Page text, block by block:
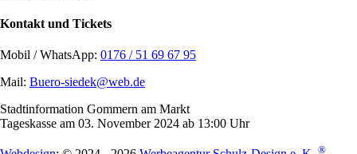
Kontakt und Tickets
Mobil / WhatsApp: 0176 / 51 69 67 95
Mail: Buero-siedek@web.de
Stadtinformation Gommern am Markt
Tageskasse am 03. November 2024 ab 13:00 Uhr
®